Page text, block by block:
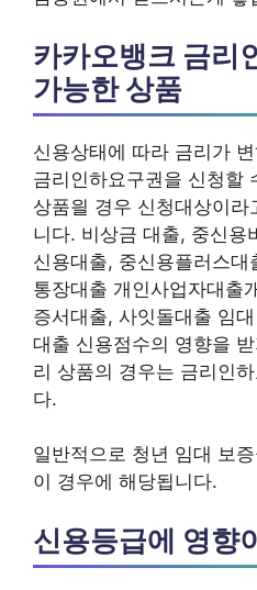
카카오뱅크 금리
가능한 상품
신용상태에 따라 금리가
금리인하요구권을 신청할
상품읠 경우 신청대상이
니다. 비상금 대출, 중신용
신용대출, 중신용플러스
통장대출 개인사업자대출
증서대출, 사잇돌대출 임
대출 신용점수의 영향을
리 상품의 경우는 금리인
다.
일반적으로 청년 임대 보
이 경우에 해당됩니다.
신용등급에 영향